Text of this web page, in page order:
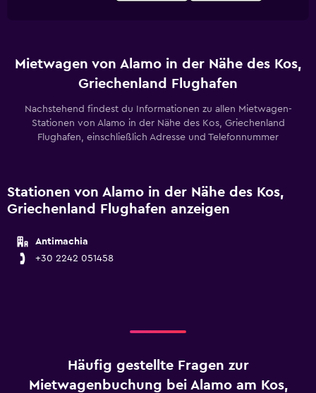
Mietwagen von Alamo in der Nähe des Kos,
Griechenland Flughafen
Nachstehend findest du Informationen zu allen Mietwagen-
Stationen von Alamo in der Nähe des Kos, Griechenland
Flughafen, einschließlich Adresse und Telefonnummer
Stationen von Alamo in der Nähe des Kos,
Griechenland Flughafen anzeigen
Antimachia
+30 2242 051458
Häufig gestellte Fragen zur
Mietwagenbuchung bei Alamo am Kos,